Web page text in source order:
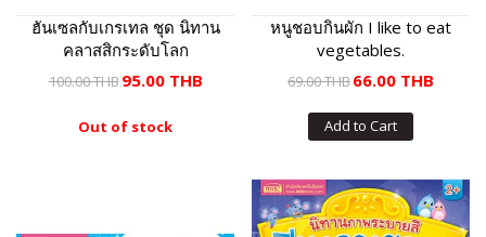
ฮันเซลกับเกรเทล ชุด นิทาน
คลาสสิกระดับโลก
100.00 THB95.00 THB
Out of stock
หนูชอบกินผัก I like to eat
vegetables.
69.00 THB66.00 THB
Add to Cart